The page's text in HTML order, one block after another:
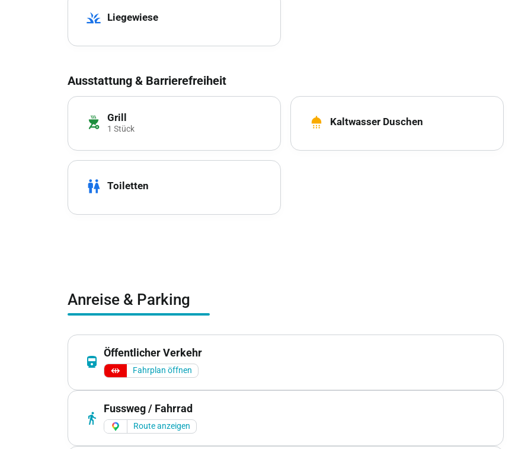
grass Liegewiese
Ausstattung & Barrierefreiheit
outdoor_grill Grill
1 Stück shower Kaltwasser Duschen
wc Toiletten
Anreise & Parking
directions_railway
Öffentlicher Verkehr
Fahrplan öffnen
directions_walk
Fussweg / Fahrrad
Route anzeigen